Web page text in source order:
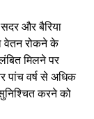
और बैरिया
वेतन रोकने के
मिलने पर
पांच वर्ष से अधिक
करने को